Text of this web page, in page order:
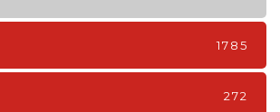
1785
272